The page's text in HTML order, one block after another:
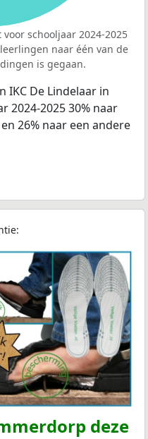
schooljaar 2024-2025
naar één van de
is gegaan.
IKC De Lindelaar in
2024-2025 30% naar
26% naar een andere
deze